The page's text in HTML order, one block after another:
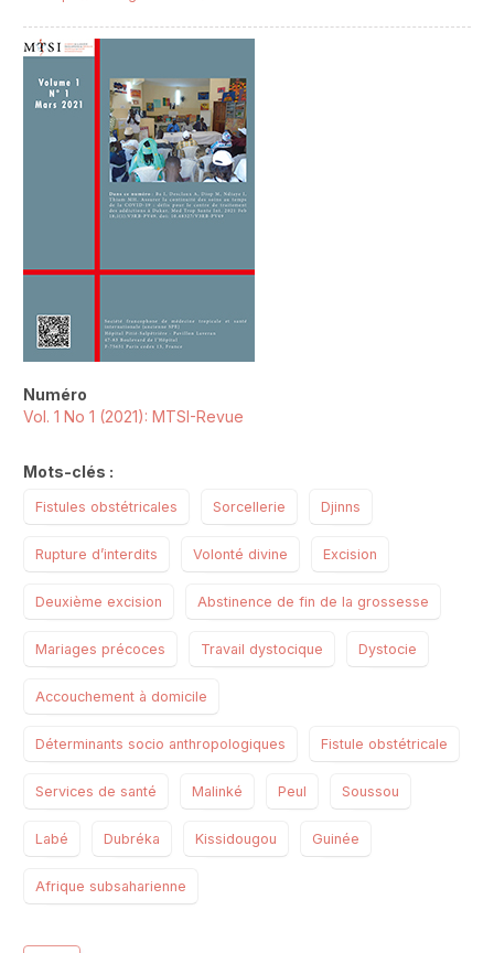
Numéro
Vol. 1 No 1 (2021): MTSI-Revue
Mots-clés :
Fistules obstétricales Sorcellerie Djinns
Rupture d’interdits Volonté divine Excision
Deuxième excision Abstinence de fin de la grossesse
Mariages précoces Travail dystocique Dystocie
Accouchement à domicile
Déterminants socio anthropologiques Fistule obstétricale
Services de santé Malinké Peul Soussou
Labé Dubréka Kissidougou Guinée
Afrique subsaharienne